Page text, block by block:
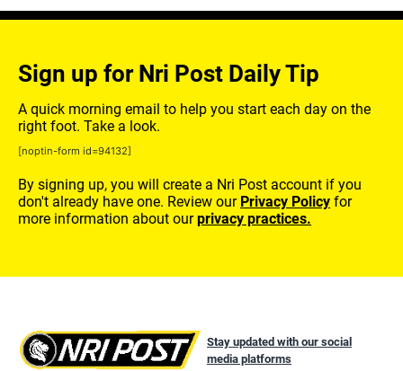
Sign up for Nri Post Daily Tip
A quick morning email to help you start each day on the
right foot. Take a look.
[noptin-form id=94132]
By signing up, you will create a Nri Post account if you
don't already have one. Review our Privacy Policy for
more information about ourprivacy practices.
Stay updated with our social
media platforms